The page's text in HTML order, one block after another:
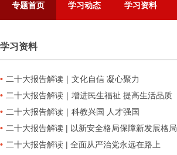
专题首页 学习动态 学习资料
学习资料
二十大报告解读｜文化自信 凝心聚力
二十大报告解读｜增进民生福祉 提高生活品质
二十大报告解读｜科教兴国 人才强国
二十大报告解读 | 以新安全格局保障新发展格局
二十大报告解读 | 全面从严治党永远在路上